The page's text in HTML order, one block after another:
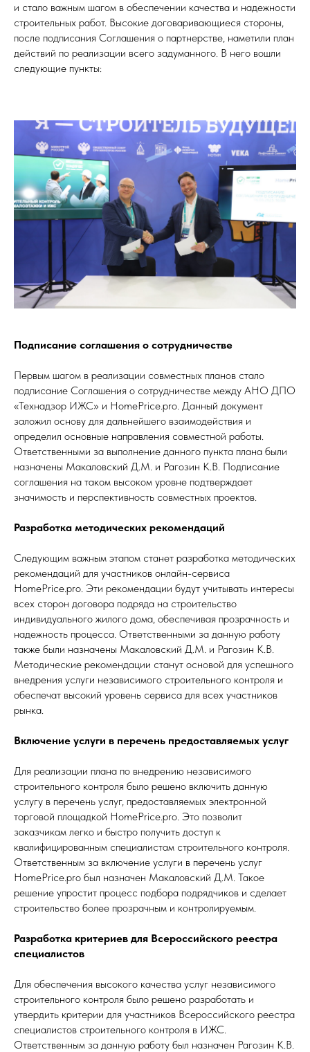
и стало важным шагом в обеспечении качества и надежности
строительных работ. Высокие договаривающиеся стороны,
после подписания Соглашения о партнерстве, наметили план
действий по реализации всего задуманного. В него вошли
следующие пункты:
Подписание соглашения о сотрудничестве
Первым шагом в реализации совместных планов стало
подписание Соглашения о сотрудничестве между АНО ДПО
«Технадзор ИЖС» и HomePrice.pro. Данный документ
заложил основу для дальнейшего взаимодействия и
определил основные направления совместной работы.
Ответственными за выполнение данного пункта плана были
назначены Макаловский Д.М. и Рагозин К.В. Подписание
соглашения на таком высоком уровне подтверждает
значимость и перспективность совместных проектов.
Разработка методических рекомендаций
Следующим важным этапом станет разработка методических
рекомендаций для участников онлайн-сервиса
HomePrice.pro. Эти рекомендации будут учитывать интересы
всех сторон договора подряда на строительство
индивидуального жилого дома, обеспечивая прозрачность и
надежность процесса. Ответственными за данную работу
также были назначены Макаловский Д.М. и Рагозин К.В.
Методические рекомендации станут основой для успешного
внедрения услуги независимого строительного контроля и
обеспечат высокий уровень сервиса для всех участников
рынка.
Включение услуги в перечень предоставляемых услуг
Для реализации плана по внедрению независимого
строительного контроля было решено включить данную
услугу в перечень услуг, предоставляемых электронной
торговой площадкой HomePrice.pro. Это позволит
заказчикам легко и быстро получить доступ к
квалифицированным специалистам строительного контроля.
Ответственным за включение услуги в перечень услуг
HomePrice.pro был назначен Макаловский Д.М. Такое
решение упростит процесс подбора подрядчиков и сделает
строительство более прозрачным и контролируемым.
Разработка критериев для Всероссийского реестра
специалистов
Для обеспечения высокого качества услуг независимого
строительного контроля было решено разработать и
утвердить критерии для участников Всероссийского реестра
специалистов строительного контроля в ИЖС.
Ответственным за данную работу был назначен Рагозин К.В.